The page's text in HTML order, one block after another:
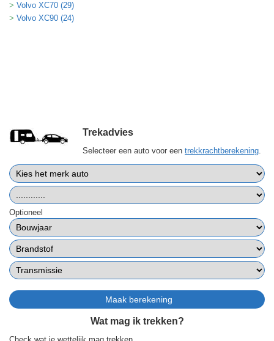
Volvo XC70 (29)
Volvo XC90 (24)
Trekadvies
Selecteer een auto voor een trekkrachtberekening
Optioneel
Wat mag ik trekken?